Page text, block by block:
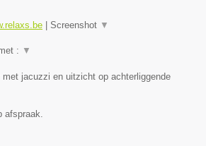
| Screenshot ▼
: ▼
jacuzzi en uitzicht op achterliggende
afspraak.